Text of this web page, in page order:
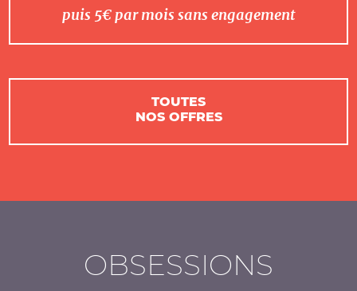
puis 5€ par mois sans engagement
TOUTES
NOS OFFRES
OBSESSIONS